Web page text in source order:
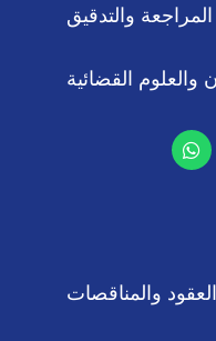
والتدقيق
والعلوم القضائية
W
h
a
والمناقصات